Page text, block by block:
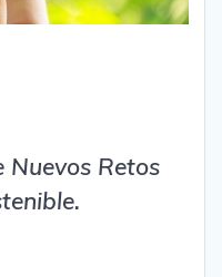
Nuevos Retos